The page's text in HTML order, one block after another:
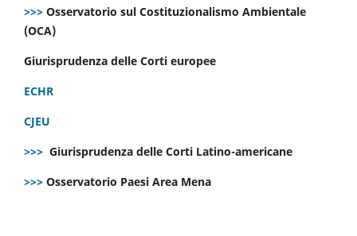
>>> Osservatorio sul Costituzionalismo Ambientale
(OCA)
Giurisprudenza delle Corti europee
ECHR
CJEU
>>> Giurisprudenza delle Corti Latino-americane
>>> Osservatorio Paesi Area Mena